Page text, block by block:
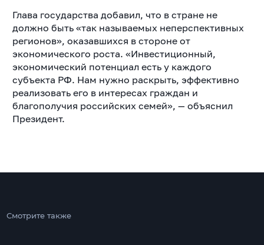
Глава государства добавил, что в стране не
должно быть «так называемых неперспективных
регионов», оказавшихся в стороне от
экономического роста. «Инвестиционный,
экономический потенциал есть у каждого
субъекта РФ. Нам нужно раскрыть, эффективно
реализовать его в интересах граждан и
благополучия российских семей», — объяснил
Президент.
Смотрите также